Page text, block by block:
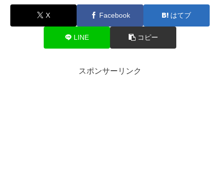
X Facebook はてブ
LINE コピー
スポンサーリンク